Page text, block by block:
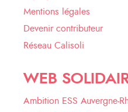
Mentions légales
Devenir contributeur
Réseau Calisoli
WEB
Ambition ESS Auvergne-